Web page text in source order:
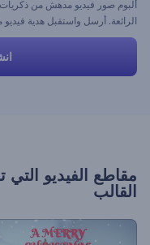
ألبوم صور فيديو مدهش من ذكريات
الرائعة. أرسل واستقبل هدية فيديو
مقاطع الفيديو التي
القالب